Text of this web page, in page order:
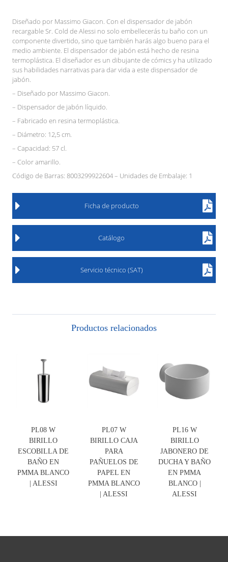
Diseñado por Massimo Giacon. Con el dispensador de jabón
recargable Sr. Cold de Alessi no solo embellecerás tu baño con un
componente divertido, sino que también harás algo bueno para el
medio ambiente. El dispensador de jabón está hecho de resina
termoplástica. El diseñador es un dibujante de cómics y ha utilizado
sus habilidades narrativas para dar vida a este dispensador de
jabón.
– Diseñado por Massimo Giacon.
– Dispensador de jabón líquido.
– Fabricado en resina termoplástica.
– Diámetro: 12,5 cm.
– Capacidad: 57 cl.
– Color amarillo.
Código de Barras: 8003299922604 – Unidades de Embalaje: 1
Ficha de producto
Catálogo
Servicio técnico (SAT)
Productos relacionados
PL08 W
BIRILLO
ESCOBILLA DE
BAÑO EN
PMMA BLANCO
| ALESSI
PL07 W
BIRILLO CAJA
PARA
PAÑUELOS DE
PAPEL EN
PMMA BLANCO
| ALESSI
PL16 W
BIRILLO
JABONERO DE
DUCHA Y BAÑO
EN PMMA
BLANCO |
ALESSI